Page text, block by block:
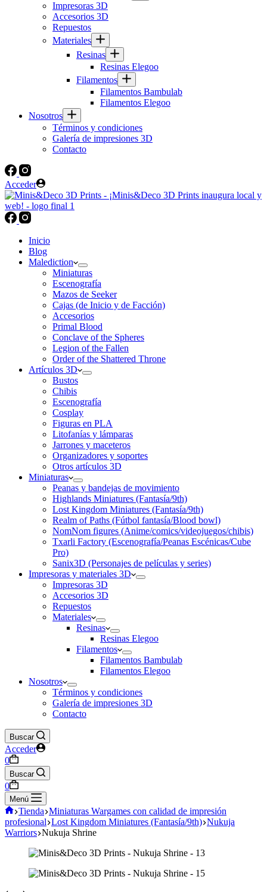
Impresoras 3D
Accesorios 3D
Repuestos
Materiales
Resinas
Resinas Elegoo
Filamentos
Filamentos Bambulab
Filamentos Elegoo
Nosotros
Términos y condiciones
Galería de impresiones 3D
Contacto
Acceder
Inicio
Blog
Malediction
Miniaturas
Escenografía
Mazos de Seeker
Cajas (de Inicio y de Facción)
Accesorios
Primal Blood
Conclave of the Spheres
Legion of the Fallen
Order of the Shattered Throne
Artículos 3D
Bustos
Chibis
Escenografía
Cosplay
Figuras en PLA
Litofanías y lámparas
Jarrones y maceteros
Organizadores y soportes
Otros artículos 3D
Miniaturas
Peanas y bandejas de movimiento
Highlands Miniatures (Fantasía/9th)
Lost Kingdom Miniatures (Fantasía/9th)
Realm of Paths (Fútbol fantasía/Blood bowl)
NomNom figures (Anime/comics/videojuegos/chibis)
Txarli Factory (Escenografía/Peanas Escénicas/Cube
Pro)
Sanix3D (Personajes de películas y series)
Impresoras y materiales 3D
Impresoras 3D
Accesorios 3D
Repuestos
Materiales
Resinas
Resinas Elegoo
Filamentos
Filamentos Bambulab
Filamentos Elegoo
Nosotros
Términos y condiciones
Galería de impresiones 3D
Contacto
Buscar
Acceder
Carro
de
compra
0
Buscar
Carro
de
compra
0
Menú
Inicio
Tienda Miniaturas Wargames con calidad de impresión
profesional Lost Kingdom Miniatures (Fantasía/9th) Nukuja
Warriors Nukuja Shrine